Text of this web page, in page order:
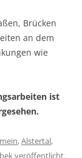
Brücken
an dem
wie
ist
,Alstertal,
veröffentlicht.